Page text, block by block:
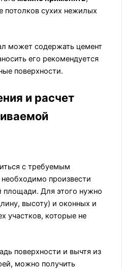
потолков сухих нежилых
может содержать цемент
его рекомендуется
поверхности.
и расчет
с требуемым
произвести
Для этого нужно
высоту) и оконных и
участков, которые не
поверхности и вычтя из
можно получить